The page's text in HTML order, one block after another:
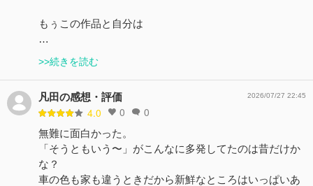
もぅこの作品と自分は
…
>>続きを読む
凡田の感想・評価
4.0 0 0
2026/07/27 22:45
無難に面白かった。
「そうともいう〜」がこんなに多発してたのは昔だけか
な？
車の色も家も違うときだから新鮮なところはいっぱいあ